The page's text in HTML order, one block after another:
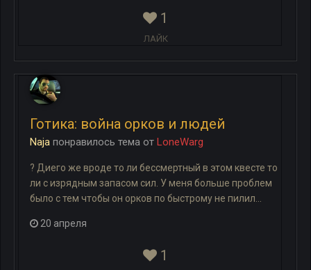
1
ЛАЙК
Готика: война орков и людей
Naja понравилось тема от LoneWarg
? Диего же вроде то ли бессмертный в этом квесте то
ли с изрядным запасом сил. У меня больше проблем
было с тем чтобы он орков по быстрому не пилил...
20 апреля
1